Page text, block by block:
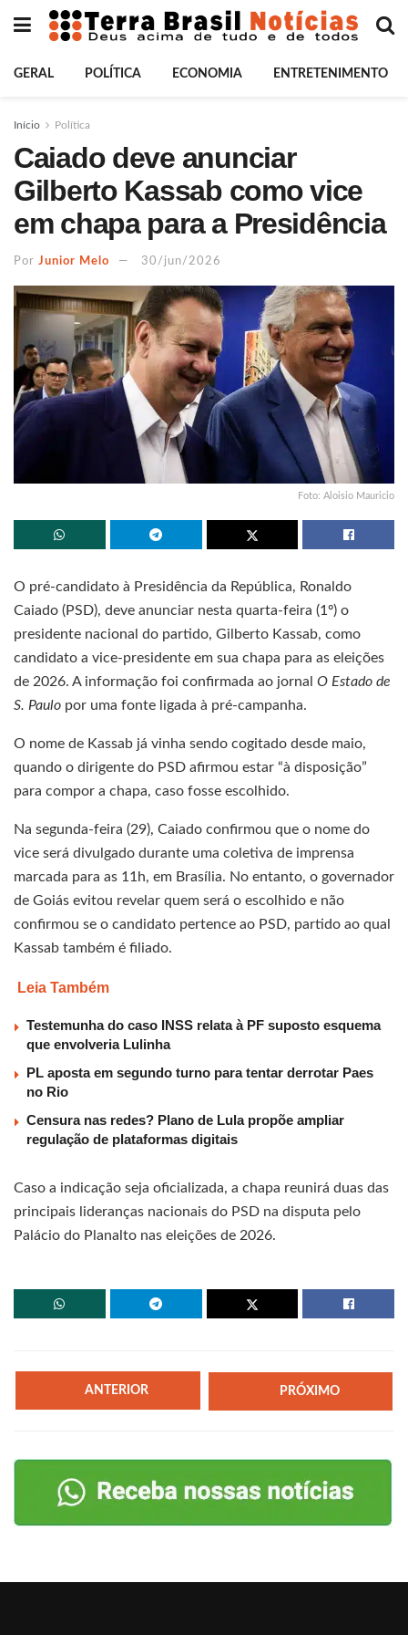
GERAL POLÍTICA ECONOMIA ENTRETENIMENTO
Início Política
Caiado deve anunciar
Gilberto Kassab como vice
em chapa para a Presidência
Por Junior Melo 30/jun/2026
Foto: Aloisio Mauricio
O pré-candidato à Presidência da República, Ronaldo
Caiado (PSD), deve anunciar nesta quarta-feira (1º) o
presidente nacional do partido, Gilberto Kassab, como
candidato a vice-presidente em sua chapa para as eleições
de 2026. A informação foi confirmada ao jornal O Estado de
S. Paulo por uma fonte ligada à pré-campanha.
O nome de Kassab já vinha sendo cogitado desde maio,
quando o dirigente do PSD afirmou estar “à disposição”
para compor a chapa, caso fosse escolhido.
Na segunda-feira (29), Caiado confirmou que o nome do
vice será divulgado durante uma coletiva de imprensa
marcada para as 11h, em Brasília. No entanto, o governador
de Goiás evitou revelar quem será o escolhido e não
confirmou se o candidato pertence ao PSD, partido ao qual
Kassab também é filiado.
Leia Também
Testemunha do caso INSS relata à PF suposto esquema
que envolveria Lulinha
PL aposta em segundo turno para tentar derrotar Paes
no Rio
Censura nas redes? Plano de Lula propõe ampliar
regulação de plataformas digitais
Caso a indicação seja oficializada, a chapa reunirá duas das
principais lideranças nacionais do PSD na disputa pelo
Palácio do Planalto nas eleições de 2026.
ANTERIOR PRÓXIMO